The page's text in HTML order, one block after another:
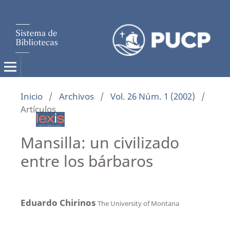
Inicio / Archivos / Vol. 26 Núm. 1 (2002)
/
Artículos
Mansilla: un civilizado
entre los bárbaros
Eduardo Chirinos The University of Montana